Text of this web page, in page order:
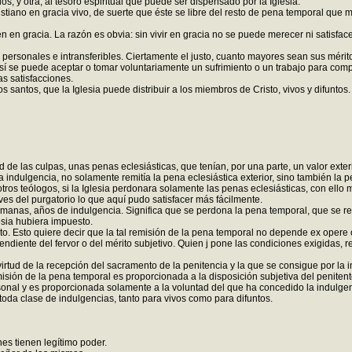
en gracia vivo, de suerte que éste se libre del resto de pena temporal
gracia. La razón es obvia: sin vivir en gracia no se puede merecer ni
e intransferibles. Ciertamente el justo, cuanto mayores sean sus
puede aceptar o tomar voluntariamente un sufrimiento o un trabajo para
satisfacciones.
santos, que la Iglesia puede distribuir a los miembros de Cristo, vivos y difuntos.
las culpas, unas penas eclesiásticas, que tenían, por una parte, un valor
no solamente remitía la pena eclesiástica exterior, sino también
teólogos, si la Iglesia perdonara solamente las penas eclesiásticas, con
del purgatorio lo que aquí pudo satisfacer más fácilmente.
años de indulgencia. Significa que se perdona la pena temporal, que
hubiera impuesto.
Esto quiere decir que la tal remisión de la pena temporal no depende ex
del fervor o del mérito subjetivo. Quien j pone las condiciones
de la recepción del sacramento de la penitencia y la que se consigue por
de la pena temporal es proporcionada a la disposición subjetiva del
y es proporcionada solamente a la voluntad del que ha concedido la
clase de indulgencias, tanto para vivos como para difuntos.
tienen legítimo poder.